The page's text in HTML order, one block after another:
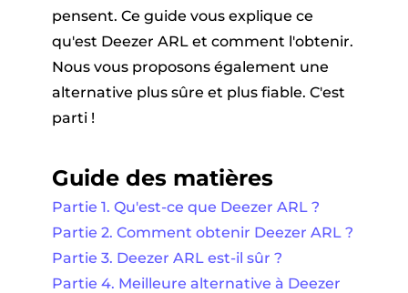
Pandora
en ligne
pensent. Ce guide vous explique ce
qu'est Deezer ARL et comment l'obtenir.
Nous vous proposons également une
alternative plus sûre et plus fiable. C'est
parti !
Guide des matières
Partie 1. Qu'est-ce que Deezer ARL ?
Partie 2. Comment obtenir Deezer ARL ?
Partie 3. Deezer ARL est-il sûr ?
Partie 4. Meilleure alternative à Deezer